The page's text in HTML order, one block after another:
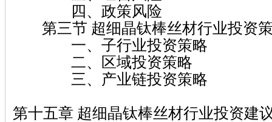
四、政策风险
第三节 超细晶钛棒丝材行业投资
一、子行业投资策略
二、区域投资策略
三、产业链投资策略
第十五章 超细晶钛棒丝材行业投资建